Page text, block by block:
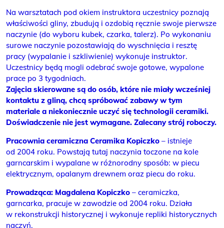
Na warsztatach pod okiem instruktora uczestnicy poznają
właściwości gliny, zbudują i ozdobią ręcznie swoje pierwsze
naczynie (do wyboru kubek, czarka, talerz). Po wykonaniu
surowe naczynie pozostawiają do wyschnięcia i resztę
pracy (wypalanie i szkliwienie) wykonuje instruktor.
Uczestnicy będą mogli odebrać swoje gotowe, wypalone
prace po 3 tygodniach.
Zajęcia skierowane są do osób, które nie miały wcześniej
kontaktu z gliną, chcą spróbować zabawy w tym
materiale a niekoniecznie uczyć się technologii ceramiki.
Doświadczenie nie jest wymagane. Zalecany strój roboczy.
Pracownia ceramiczna Ceramika Kopiczko – istnieje
od 2004 roku. Powstają tutaj naczynia toczone na kole
garncarskim i wypalane w różnorodny sposób: w piecu
elektrycznym, opalanym drewnem oraz piecu do roku.
Prowadząca: Magdalena Kopiczko – ceramiczka,
garncarka, pracuje w zawodzie od 2004 roku. Działa
w rekonstrukcji historycznej i wykonuje repliki historycznych
naczyń.